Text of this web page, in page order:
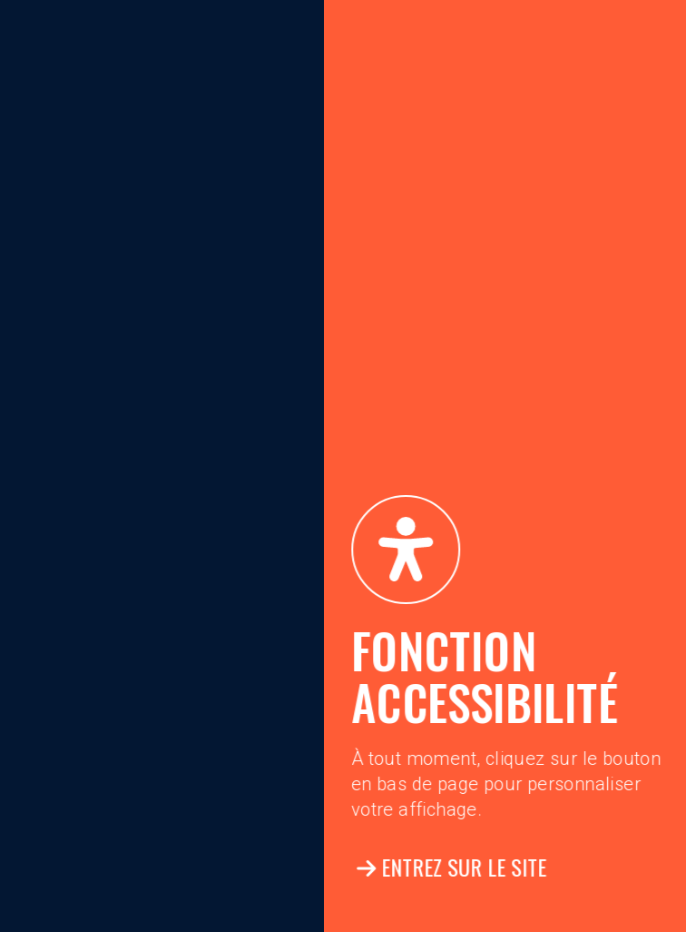
FONCTION
ACCESSIBILITÉ
À tout moment, cliquez sur le bouton
en bas de page pour personnaliser
votre affichage.
ENTREZ SUR LE SITE